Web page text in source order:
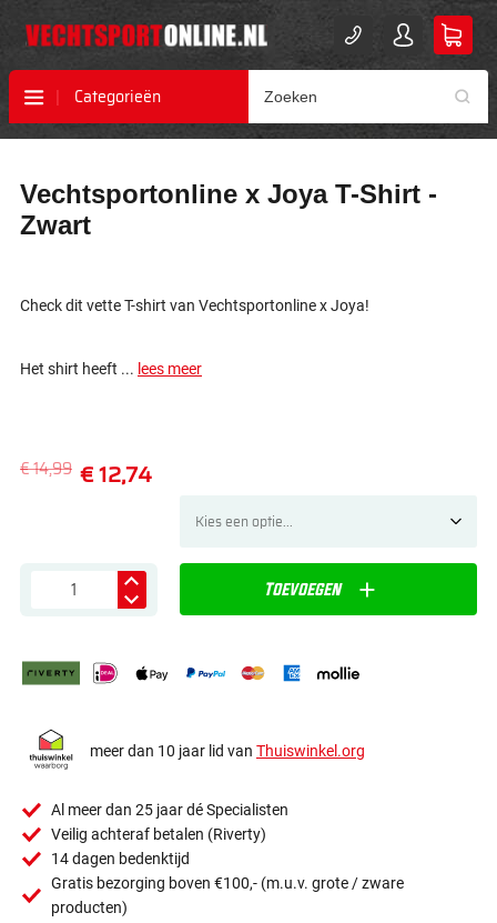
Categorieën
naar
het
einde
afbeeldingen-
naar
het
begin
afbeeldingen-
Vechtsportonline x Joya T-Shirt -
Zwart
Check dit vette T-shirt van Vechtsportonline x Joya!
Het shirt heeft ... lees meer
€ 12,74
€ 14,99
Toevoegen
meer dan 10 jaar lid van Thuiswinkel.org
Al meer dan 25 jaar dé Specialisten
Veilig achteraf betalen (Riverty)
14 dagen bedenktijd
Gratis bezorging boven €100,- (m.u.v. grote / zware
producten)